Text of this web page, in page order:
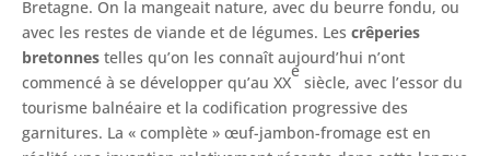
Bretagne. On la mangeait nature, avec du beurre fondu, ou
avec les restes de viande et de légumes. Les crêperies
bretonnes telles qu’on les connaît aujourd’hui n’ont
commencé à se développer qu’au XX
e
siècle, avec l’essor du
tourisme balnéaire et la codification progressive des
garnitures. La « complète » œuf-jambon-fromage est en